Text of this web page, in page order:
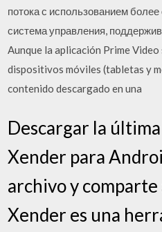
потока с использованием
система управления,
Aunque la aplicación Prime
dispositivos móviles (tabletas y
contenido descargado en una
Descargar la
Xender para
archivo y comparte
Xender es una